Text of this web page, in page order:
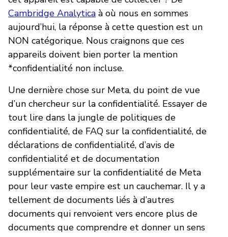
Cambridge Analytica à où nous en sommes
aujourd’hui, la réponse à cette question est un
NON catégorique. Nous craignons que ces
appareils doivent bien porter la mention
*confidentialité non incluse.
Une dernière chose sur Meta, du point de vue
d’un chercheur sur la confidentialité. Essayer de
tout lire dans la jungle de politiques de
confidentialité, de FAQ sur la confidentialité, de
déclarations de confidentialité, d’avis de
confidentialité et de documentation
supplémentaire sur la confidentialité de Meta
pour leur vaste empire est un cauchemar. Il y a
tellement de documents liés à d’autres
documents qui renvoient vers encore plus de
documents que comprendre et donner un sens